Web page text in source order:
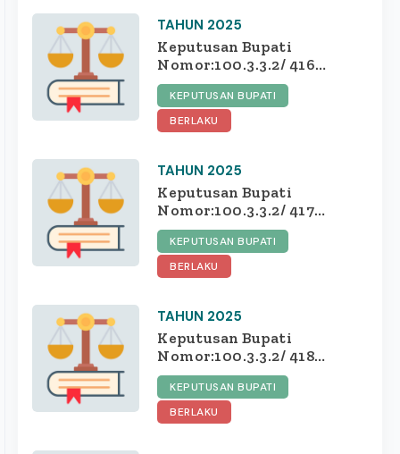
TAHUN 2025
Keputusan Bupati
Nomor:100.3.3.2/ 416
/415.10.1.3/2025 tentang
MAJELIS
PERTIMBANGAN
PENYELESAIAN
KEPUTUSAN BUPATI
BERLAKU
TAHUN 2025
Keputusan Bupati
Nomor:100.3.3.2/ 417
/415.10.1.3/2025 tentang
PEMBEBANAN
PENGANTIAN KERUGIAN
DAERAH DAN
MILIK DAERAH DARI
DAFTAR BARANG
PENGGUNA BARANG
KEPUTUSAN BUPATI
BERLAKU
TAHUN 2025
Keputusan Bupati
Nomor:100.3.3.2/ 418
/415.10.1.3/2025 tentang
TIM PENYELESAIAN
KERUGIAN DAERAH
KEPUTUSAN BUPATI
BERLAKU